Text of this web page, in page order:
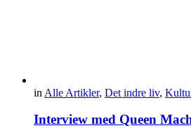
in Alle Artikler, Det indre liv,
Interview med Queen